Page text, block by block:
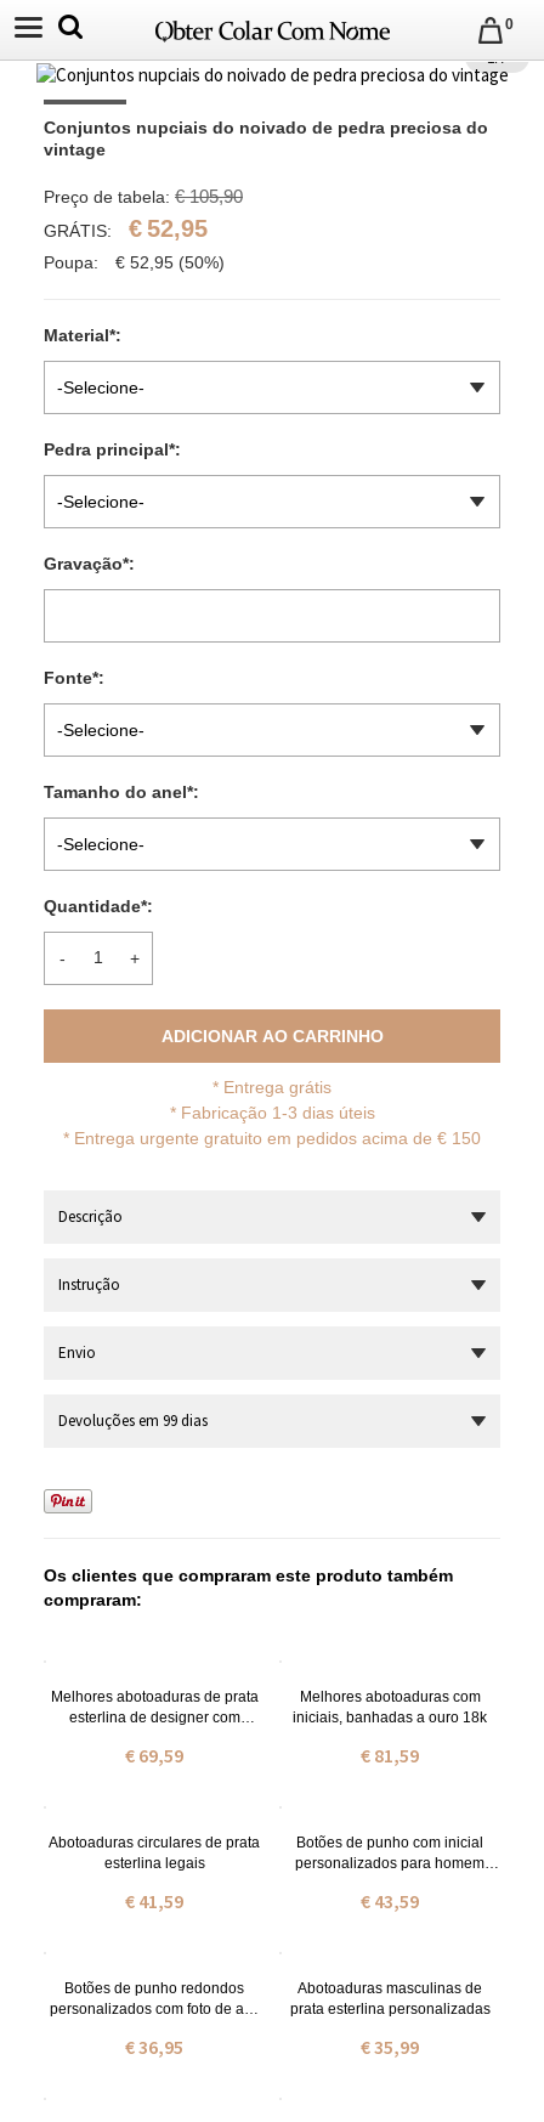
0
1/7
Conjuntos nupciais do noivado de pedra preciosa do
vintage
Preço de tabela: € 105,90
GRÁTIS: €52,95
Poupa: € 52,95 (50%)
Material*:
-Selecione-
Pedra principal*:
-Selecione-
Gravação*:
Fonte*:
-Selecione-
Tamanho do anel*:
-Selecione-
Quantidade*:
- +
ADICIONAR AO CARRINHO
* Entrega grátis
* Fabricação 1-3 dias úteis
* Entrega urgente gratuito em pedidos acima de € 150
Descrição
Instrução
Envio
Devoluções em 99 dias
Os clientes que compraram este produto também
compraram:
Melhores abotoaduras de prata
esterlina de designer com
€ 69,59
Melhores abotoaduras com
iniciais, banhadas a ouro 18k
€ 81,59
Abotoaduras circulares de prata
esterlina legais
€ 41,59
Botões de punho com inicial
personalizados para homem
€ 43,59
Botões de punho redondos
personalizados com foto de aço
€ 36,95
Abotoaduras masculinas de
prata esterlina personalizadas
€ 35,99